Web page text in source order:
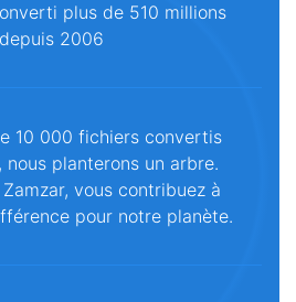
plus de 510 millions
2006
10 000 fichiers convertis
nous planterons un arbre.
vous contribuez à
pour notre planète.